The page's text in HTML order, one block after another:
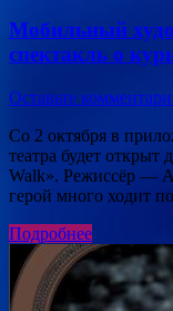
Мобильный
спектакль о
Оставьте
Со 2 октября в
театра будет открыт
Walk». Режиссёр —
герой много ходит
Подробнее